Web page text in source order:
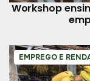
Workshop
EMPREGO E